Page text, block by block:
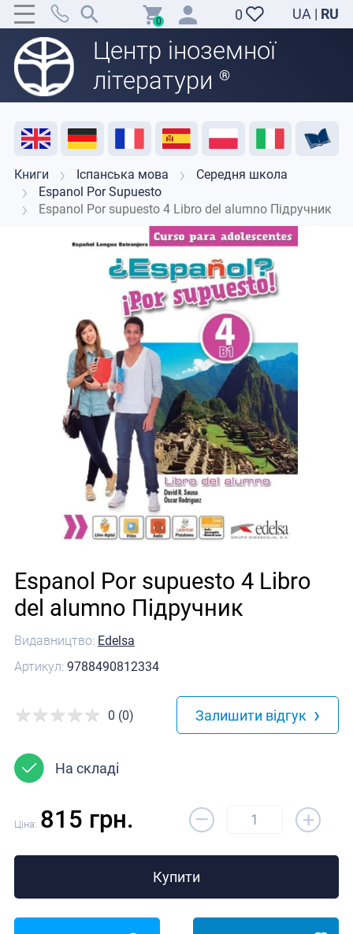
0 UA | RU
Центр іноземної
літератури ®
0
Акція Розпродаж Відгуки Підтримка викладачів
Книги Іспанська мова
Середня школа
Espanol Por Supuesto
Espanol Por supuesto 4 Libro del alumno Підручник
Видавництво: Edelsa
Артикул: 9788490812334
Espanol Por supuesto 4 Libro
del alumno Підручник
На складі
0 (0) Залишити відгук ›
Ціна: 815 грн. – +
Купити